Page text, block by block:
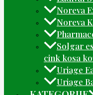
Noreva
Noreva
Solgar
cink kosa
Uriage
Uriage